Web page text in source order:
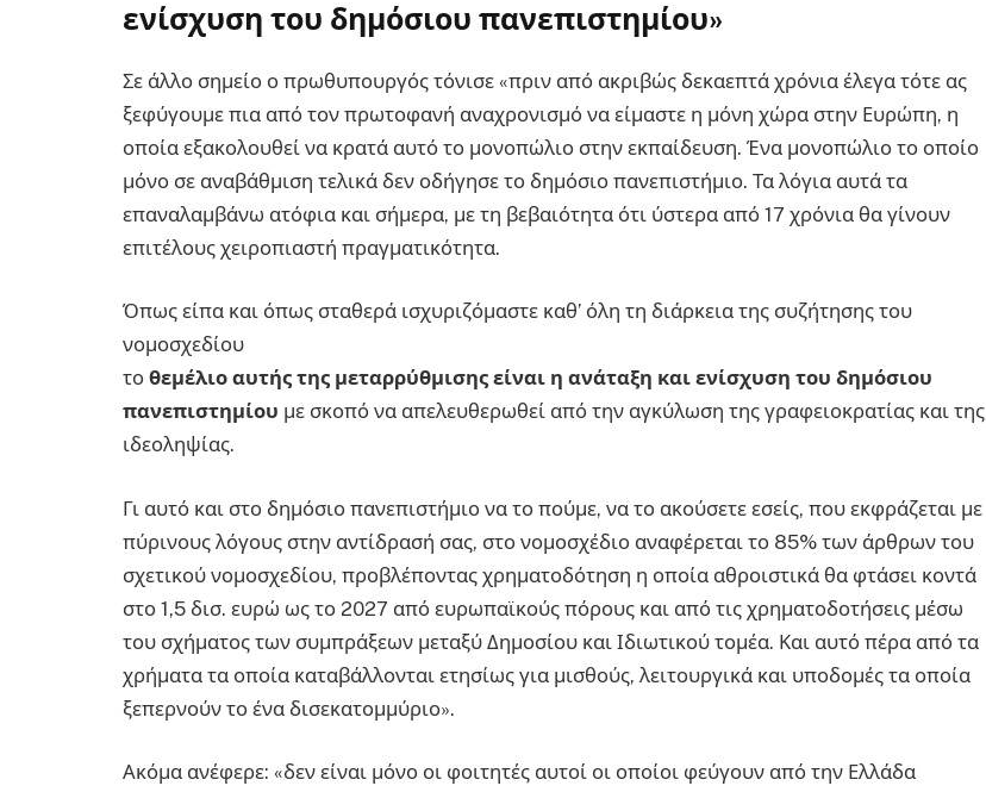
ενίσχυση του δημόσιου πανεπιστημίου»
Σε άλλο σημείο ο πρωθυπουργός τόνισε «πριν από ακριβώς δεκαεπτά χρόνια έλεγα τότε ας
ξεφύγουμε πια από τον πρωτοφανή αναχρονισμό να είμαστε η μόνη χώρα στην Ευρώπη, η
οποία εξακολουθεί να κρατά αυτό το μονοπώλιο στην εκπαίδευση. Ένα μονοπώλιο το οποίο
μόνο σε αναβάθμιση τελικά δεν οδήγησε το δημόσιο πανεπιστήμιο. Τα λόγια αυτά τα
επαναλαμβάνω ατόφια και σήμερα, με τη βεβαιότητα ότι ύστερα από 17 χρόνια θα γίνουν
επιτέλους χειροπιαστή πραγματικότητα.
Όπως είπα και όπως σταθερά ισχυριζόμαστε καθ’ όλη τη διάρκεια της συζήτησης του
νομοσχεδίου
το θεμέλιο αυτής της μεταρρύθμισης είναι η ανάταξη και ενίσχυση του δημόσιου
πανεπιστημίου με σκοπό να απελευθερωθεί από την αγκύλωση της γραφειοκρατίας και της
ιδεοληψίας.
Γι αυτό και στο δημόσιο πανεπιστήμιο να το πούμε, να το ακούσετε εσείς, που εκφράζεται με
πύρινους λόγους στην αντίδρασή σας, στο νομοσχέδιο αναφέρεται το 85% των άρθρων του
σχετικού νομοσχεδίου, προβλέποντας χρηματοδότηση η οποία αθροιστικά θα φτάσει κοντά
στο 1,5 δισ. ευρώ ως το 2027 από ευρωπαϊκούς πόρους και από τις χρηματοδοτήσεις μέσω
του σχήματος των συμπράξεων μεταξύ Δημοσίου και Ιδιωτικού τομέα. Και αυτό πέρα από τα
χρήματα τα οποία καταβάλλονται ετησίως για μισθούς, λειτουργικά και υποδομές τα οποία
ξεπερνούν το ένα δισεκατομμύριο».
Ακόμα ανέφερε: «δεν είναι μόνο οι φοιτητές αυτοί οι οποίοι φεύγουν από την Ελλάδα